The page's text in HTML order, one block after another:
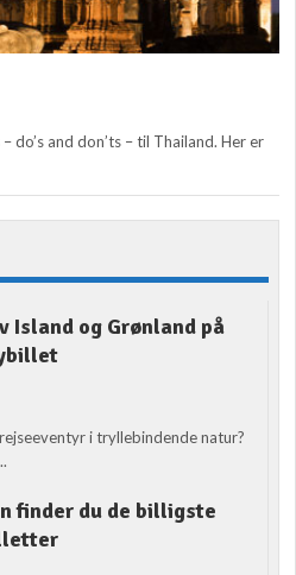
do’s and don’ts – til Thailand. Her er
Island og Grønland på
i tryllebindende natur?
finder du de billigste